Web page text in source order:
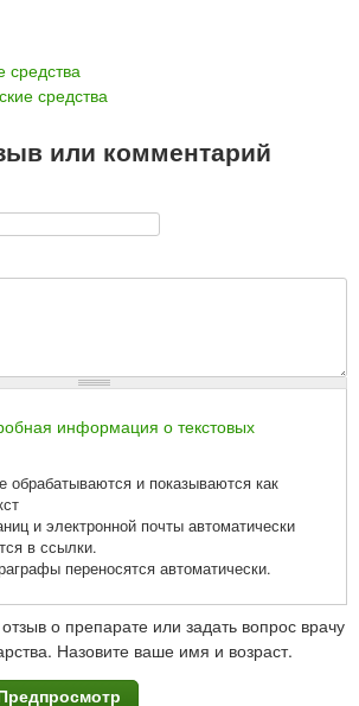
средства
средства
или комментарий
информация о текстовых
обрабатываются и показываются как
и электронной почты автоматически
в ссылки.
переносятся автоматически.
о препарате или задать вопрос врачу
Назовите ваше имя и возраст.